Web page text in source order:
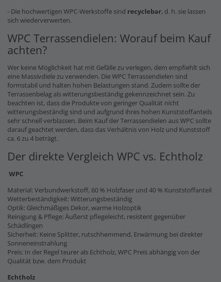
- Die hochwertigen WPC-Werkstoffe sind recyclebar, d. h. sie lassen
sich wiederverwerten.
WPC Terrassendielen: Worauf beim Kauf
achten?
Wer keine Möglichkeit hat mit Gefälle zu verlegen, dem empfiehlt sich
eine Massivdiele zu verwenden. Die WPC Terrassendielen sind
formstabil und halten hohen Belastungen stand. Zudem sollte der
Terrassenbelag als witterungsbeständig gekennzeichnet sein. Zu
beachten ist, dass die Produkte von geringer Qualität nicht
witterungsbeständig sind und aufgrund ihres hohen Kunststoffanteils
sehr schnell verblassen. Beim Kauf der Terrassendielen aus WPC sollte
darauf geachtet werden, dass das Verhältnis von Holz und Kunststoff
ca. 6 zu 4 beträgt.
Der direkte Vergleich WPC vs. Echtholz
WPC
Material: Verbundwerkstoff, 60 % Holzfaser und 40 % Kunststoffanteil
Wetterbeständigkeit: Witterungsbeständig
Optik: Gleichmäßiges Dekor, warme Holzoptik
Reinigung & Pflege: Äußerst pflegeleicht, resistent gegenüber
Schädlingen
Sicherheit: Keine Splitter, rutschhemmend, Erwärmung bei direkter
Sonneneinstrahlung
Preis: In der Regel teurer als Echtholz, WPC Preis abhängig von der
Qualität bzw. dem Produkt
Echtholz